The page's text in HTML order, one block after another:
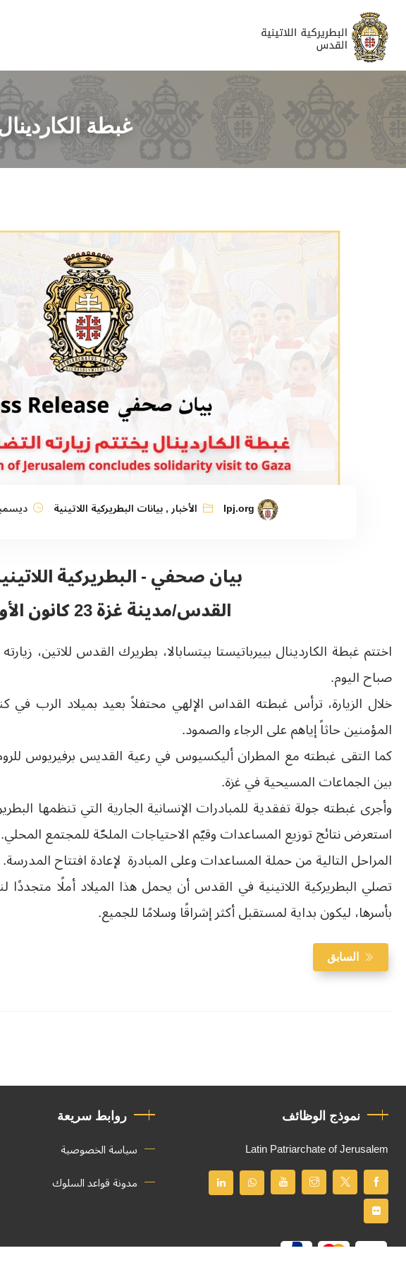
غبطة
lpj.org الأخبار,بيانات البطريركية اللاتينية ديسمبر
بيان صحفي - البطريركية
القدس/مدينة غزة 23 كانون الأول 2024
اختتم غبطة الكاردينال بييرباتيستا بيتسابالا، بطريرك القدس للاتين،
صباح اليوم.
خلال الزيارة، ترأس غبطته القداس الإلهي محتفلاً بعيد بميلاد الرب في
المؤمنين حاثاً إياهم على الرجاء والصمود.
كما التقى غبطته مع المطران أليكسيوس في رعية القديس برفيريوس
بين الجماعات المسيحية في غزة.
وأجرى غبطته جولة تفقدية للمبادرات الإنسانية الجارية التي تنظمها
استعرض نتائج توزيع المساعدات وقيّم الاحتياجات الملحّة للمجتمع
المراحل التالية من حملة المساعدات وعلى المبادرة لإعادة افتتاح المدرسة.
تصلي البطريركية اللاتينية في القدس أن يحمل هذا الميلاد أملًا متجددًا
بأسرها، ليكون بداية لمستقبل أكثر إشراقًا وسلامًا للجميع.
السابق
نموذج الوظائف
Latin Patriarchate of Jerusalem
روابط سريعة
سياسة الخصوصية
مدونة قواعد السلوك